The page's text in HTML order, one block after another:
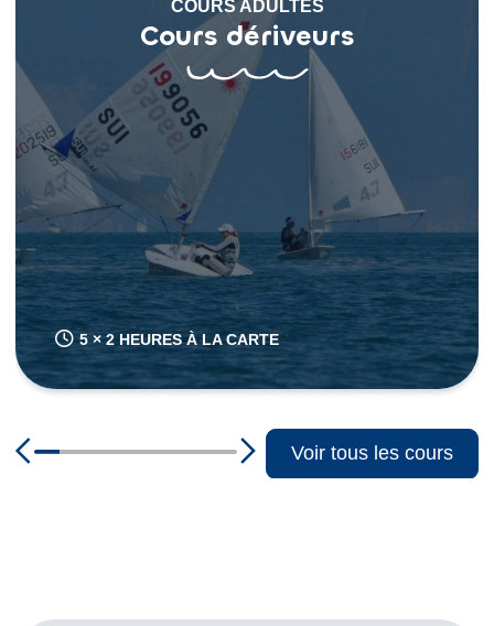
COURS ADULTES
Cours dériveurs
5 × 2 HEURES À LA CARTE
Voir tous les cours